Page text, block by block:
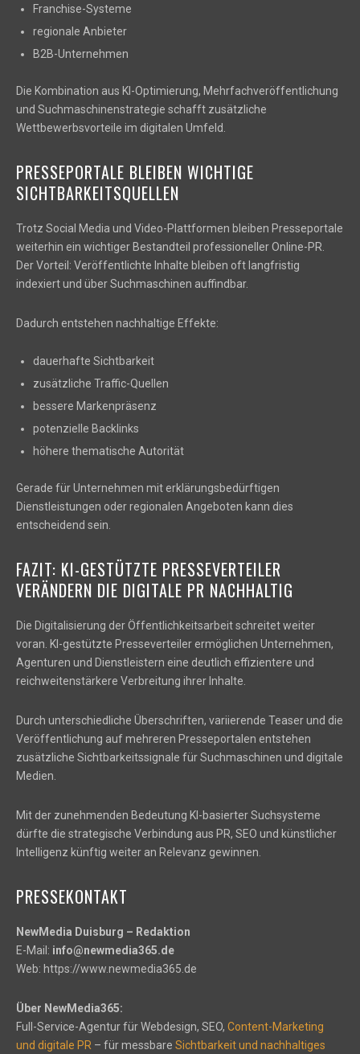
Franchise-Systeme
regionale Anbieter
B2B-Unternehmen
Die Kombination aus KI-Optimierung, Mehrfachveröffentlichung
und Suchmaschinenstrategie schafft zusätzliche
Wettbewerbsvorteile im digitalen Umfeld.
PRESSEPORTALE BLEIBEN WICHTIGE
SICHTBARKEITSQUELLEN
Trotz Social Media und Video-Plattformen bleiben Presseportale
weiterhin ein wichtiger Bestandteil professioneller Online-PR.
Der Vorteil: Veröffentlichte Inhalte bleiben oft langfristig
indexiert und über Suchmaschinen auffindbar.
Dadurch entstehen nachhaltige Effekte:
dauerhafte Sichtbarkeit
zusätzliche Traffic-Quellen
bessere Markenpräsenz
potenzielle Backlinks
höhere thematische Autorität
Gerade für Unternehmen mit erklärungsbedürftigen
Dienstleistungen oder regionalen Angeboten kann dies
entscheidend sein.
FAZIT: KI-GESTÜTZTE PRESSEVERTEILER
VERÄNDERN DIE DIGITALE PR NACHHALTIG
Die Digitalisierung der Öffentlichkeitsarbeit schreitet weiter
voran. KI-gestützte Presseverteiler ermöglichen Unternehmen,
Agenturen und Dienstleistern eine deutlich effizientere und
reichweitenstärkere Verbreitung ihrer Inhalte.
Durch unterschiedliche Überschriften, variierende Teaser und die
Veröffentlichung auf mehreren Presseportalen entstehen
zusätzliche Sichtbarkeitssignale für Suchmaschinen und digitale
Medien.
Mit der zunehmenden Bedeutung KI-basierter Suchsysteme
dürfte die strategische Verbindung aus PR, SEO und künstlicher
Intelligenz künftig weiter an Relevanz gewinnen.
PRESSEKONTAKT
NewMedia Duisburg – Redaktion
E-Mail: info@newmedia365.de
Web: https://www.newmedia365.de
Über NewMedia365:
Full-Service-Agentur für Webdesign, SEO, Content-Marketing
und digitale PR – für messbare Sichtbarkeit und nachhaltiges